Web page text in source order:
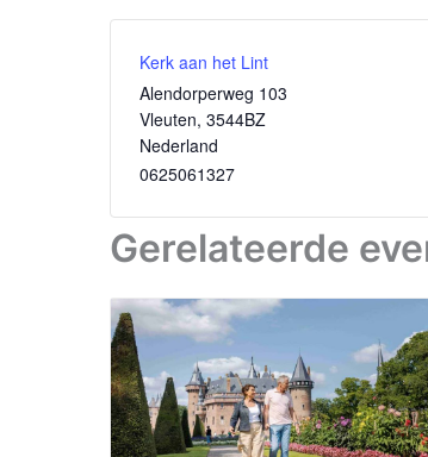
Kerk aan het Lint
Alendorperweg 103
Vleuten, 3544BZ
Nederland
0625061327
Gerelateerde